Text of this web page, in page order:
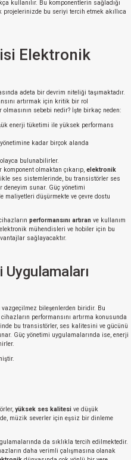
kullanılır. Bu komponentlerin sağladığı
bu seriyi tercih etmek akıllıca
Elektronik
adeta bir devrim niteliği taşımaktadır.
artırmak için kritik bir rol
sebebi nedir? İşte birkaç neden:
enerji tüketimi ile yüksek performans
kadar birçok alanda
bulunabilirler.
olmaktan çıkarıp, elektronik
ses sistemlerinde, bu transistörler ses
sunar. Güç yönetimi
maliyetleri düşürmekte ve çevre dostu
performansını artıran ve kullanım
mühendisleri ve hobiler için bu
sağlayacaktır.
vazgeçilmez bileşenlerden biridir. Bu
performansını artırma konusunda
bu transistörler, ses kalitesini ve gücünü
Güç yönetimi uygulamalarında ise, enerji
yüksek ses kalitesi ve düşük
müzik severler için eşsiz bir dinleme
da sıklıkla tercih edilmektedir.
daha verimli çalışmasına olanak